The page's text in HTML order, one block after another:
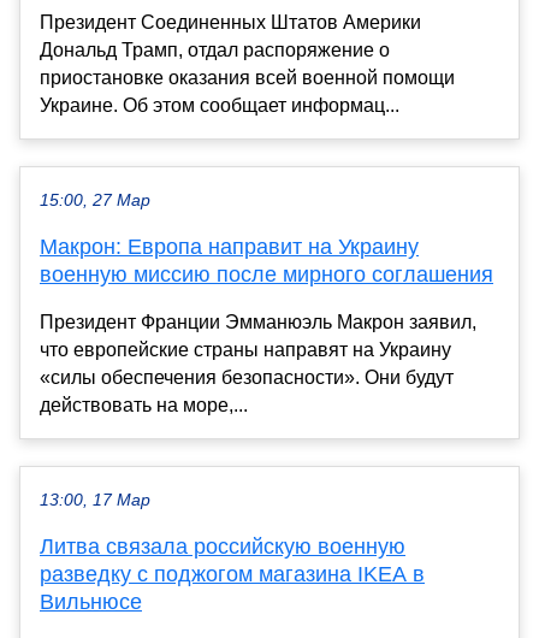
Президент Соединенных Штатов Америки
Дональд Трамп, отдал распоряжение о
приостановке оказания всей военной помощи
Украине. Об этом сообщает информац...
15:00, 27 Мар
Макрон: Европа направит на Украину
военную миссию после мирного соглашения
Президент Франции Эмманюэль Макрон заявил,
что европейские страны направят на Украину
«силы обеспечения безопасности». Они будут
действовать на море,...
13:00, 17 Мар
Литва связала российскую военную
разведку с поджогом магазина IKEA в
Вильнюсе